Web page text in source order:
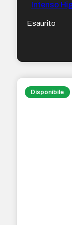
Intenso
Esaurito
Disponibile